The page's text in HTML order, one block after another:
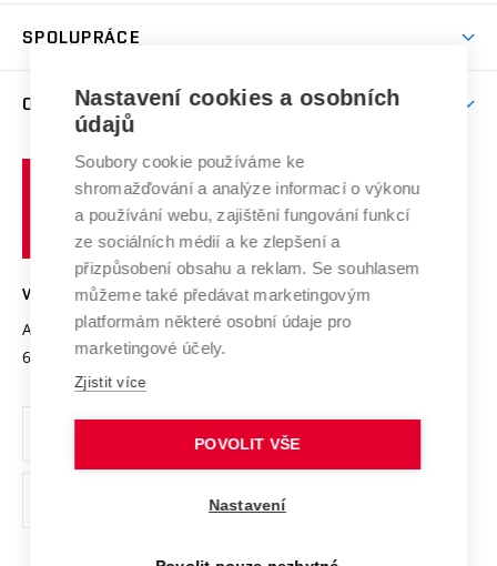
Celoživotní vzdělávání
E-přihláška
Harmonogram akademického roku
Závěrečné práce
Doktorské studium
Zpracování osobních údajů studentů
Sociální bezpečí
Studium bez bariér
Podpora podnikání
Mezinárodní vědecká rada
Systém zajišťování kvality výzkumu
Výzkumné infrastruktury
Transfer znalostí
Open Science
Projekty
Projekty ze strukturálních fondů
Specifický výzkum
SPOLUPRÁCE
Zahraniční spolupráce
Spolupráce se školami
Služby univerzity
Mezinárodní dohody
Univerzitní sítě
O UNIVERZITĚ
Profil univerzity
Udržitelná univerzita
Podnikavá univerzita / ContriBUTe
Bezpečná univerzita
Vyznamenání
Organizační struktura
Ochrana osobních údajů
odkaz)
učení
technické
VYSOKÉ UČENÍ TECHNICKÉ V BRNĚ
Antonínská 548/1
602 00 Brno
www.vut.cz
vut@vutbr.cz
Nastavení cookies a osobních
údajů
Soubory cookie používáme ke
shromažďování a analýze informací o výkonu
a používání webu, zajištění fungování funkcí
ze sociálních médií a ke zlepšení a
přizpůsobení obsahu a reklam. Se souhlasem
můžeme také předávat marketingovým
platformám některé osobní údaje pro
marketingové účely.
Zjistit více
POVOLIT VŠE
Nastavení